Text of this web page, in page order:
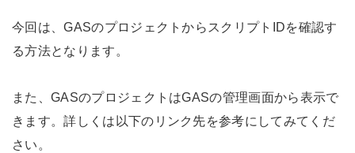
今回は、GASのプロジェクトからスクリプトIDを確認す
る方法となります。
また、GASのプロジェクトはGASの管理画面から表示で
きます。詳しくは以下のリンク先を参考にしてみてくだ
さい。